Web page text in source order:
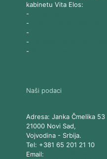
kabinetu Vita Elos:
-
-
-
-
-
Naši podaci
Adresa: Janka Čmelika 53
21000 Novi Sad,
Vojvodina- Srbija.
Tel: +381 65 201 21 10
Email: